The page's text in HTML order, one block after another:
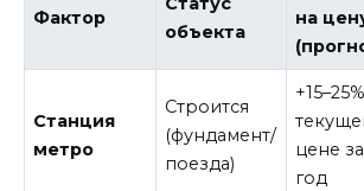
Фактор
объекта
на
Станция
метро
Строится
(фундамент/
поезда)
цене за
год